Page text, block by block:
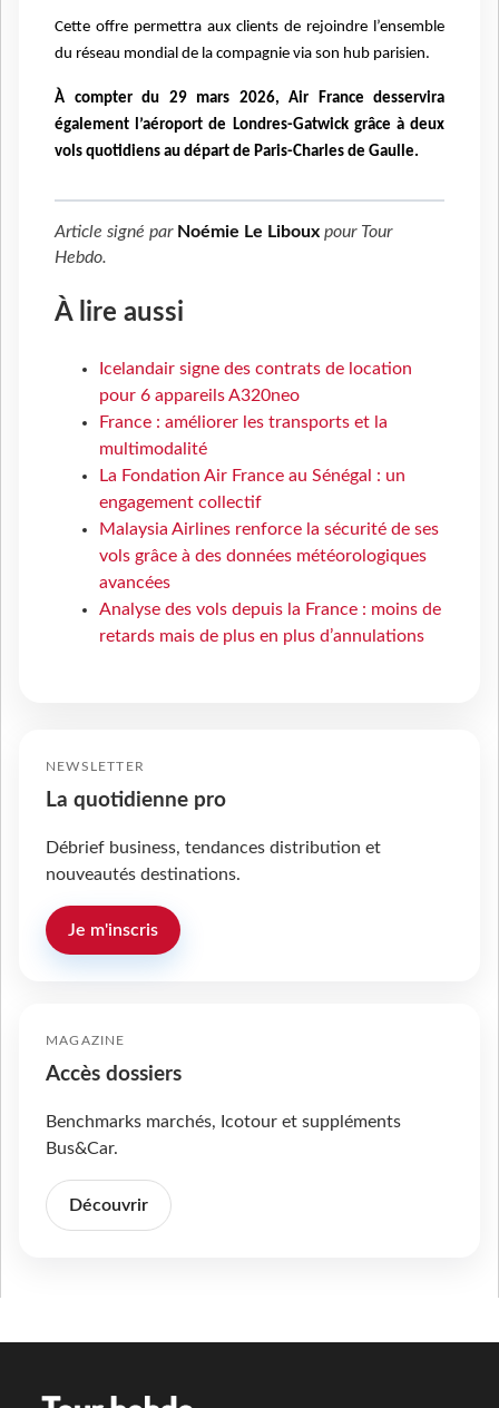
Cette offre permettra aux clients de rejoindre l’ensemble
du réseau mondial de la compagnie via son hub parisien.
À compter du 29 mars 2026, Air France desservira
également l’aéroport de Londres-Gatwick grâce à deux
vols quotidiens au départ de Paris-Charles de Gaulle.
Article signé par Noémie Le Liboux pour Tour
Hebdo.
À lire aussi
Icelandair signe des contrats de location
pour 6 appareils A320neo
France : améliorer les transports et la
multimodalité
La Fondation Air France au Sénégal : un
engagement collectif
Malaysia Airlines renforce la sécurité de ses
vols grâce à des données météorologiques
avancées
Analyse des vols depuis la France : moins de
retards mais de plus en plus d’annulations
NEWSLETTER
La quotidienne pro
Débrief business, tendances distribution et
nouveautés destinations.
Je m'inscris
MAGAZINE
Accès dossiers
Benchmarks marchés, Icotour et suppléments
Bus&Car.
Découvrir